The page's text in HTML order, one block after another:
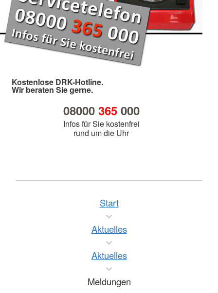
Kostenlose DRK-Hotline.
Wir beraten Sie gerne.
08000 365000
Infos für Sie kostenfrei
rund um die Uhr
Start
Aktuelles
Aktuelles
Meldungen